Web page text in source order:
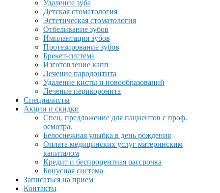
Удаление зуба
Детская стоматология
Эстетическая стоматология
Отбеливание зубов
Имплантация зубов
Протезирование зубов
Брекет-система
Изготовление капп
Лечение пародонтита
Удаление кисты и новообразований
Лечение перикоронита
Специалисты
Акции и скидки
Спец. предложение для пациентов с проф.
осмотра.
Белоснежная улыбка в день рождения
Оплата медицинских услуг материнским
капиталом
Кредит и беспроцентная рассрочка
Бонусная система
Записаться на прием
Контакты